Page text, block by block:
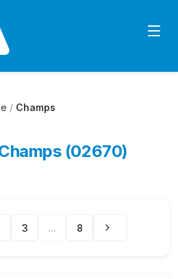
/ Champs
(02670)
3 ... 8